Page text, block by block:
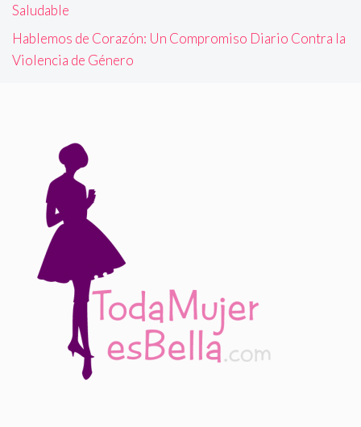
Saludable
Hablemos de Corazón: Un Compromiso Diario Contra la
Violencia de Género